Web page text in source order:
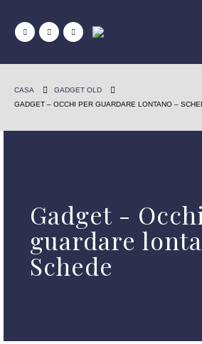
CASA
GADGET OLD
GADGET – OCCHI PER GUARDARE LONTANO –
Gadget -
guardare
Schede